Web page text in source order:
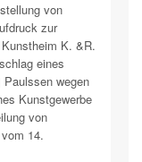
von
zur
K. &R.
eines
wegen
Kunstgewerbe
von
14.